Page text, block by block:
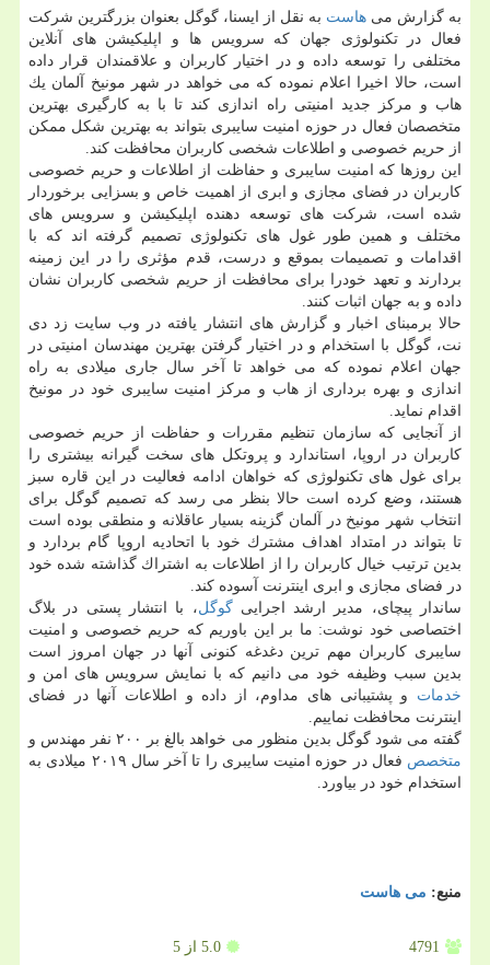
به گزارش می هاست به نقل از ایسنا، گوگل بعنوان بزرگترین شركت
فعال در تكنولوژی جهان كه سرویس ها و اپلیكیشن های آنلاین
مختلفی را توسعه داده و در اختیار كاربران و علاقمندان قرار داده
است، حالا اخیرا اعلام نموده كه می خواهد در شهر مونیخ آلمان یك
هاب و مركز جدید امنیتی راه اندازی كند تا با به كارگیری بهترین
متخصصان فعال در حوزه امنیت سایبری بتواند به بهترین شكل ممكن
از حریم خصوصی و اطلاعات شخصی كاربران محافظت كند.
این روزها كه امنیت سایبری و حفاظت از اطلاعات و حریم خصوصی
كاربران در فضای مجازی و ابری از اهمیت خاص و بسزایی برخوردار
شده است، شركت های توسعه دهنده اپلیكیشن و سرویس های
مختلف و همین طور غول های تكنولوژی تصمیم گرفته اند كه با
اقدامات و تصمیمات بموقع و درست، قدم مؤثری را در این زمینه
بردارند و تعهد خودرا برای محافظت از حریم شخصی كاربران نشان
داده و به جهان اثبات كنند.
حالا برمبنای اخبار و گزارش های انتشار یافته در وب سایت زد دی
نت، گوگل با استخدام و در اختیار گرفتن بهترین مهندسان امنیتی در
جهان اعلام نموده كه می خواهد تا آخر سال جاری میلادی به راه
اندازی و بهره برداری از هاب و مركز امنیت سایبری خود در مونیخ
اقدام نماید.
از آنجایی كه سازمان تنظیم مقررات و حفاظت از حریم خصوصی
كاربران در اروپا، استاندارد و پروتكل های سخت گیرانه بیشتری را
برای غول های تكنولوژی كه خواهان ادامه فعالیت در این قاره سبز
هستند، وضع كرده است حالا بنظر می رسد كه تصمیم گوگل برای
انتخاب شهر مونیخ در آلمان گزینه بسیار عاقلانه و منطقی بوده است
تا بتواند در امتداد اهداف مشترك خود با اتحادیه اروپا گام بردارد و
بدین ترتیب خیال كاربران را از اطلاعات به اشتراك گذاشته شده خود
در فضای مجازی و ابری اینترنت آسوده كند.
ساندار پیچای، مدیر ارشد اجراییگوگل، با انتشار پستی در بلاگ
اختصاصی خود نوشت: ما بر این باوریم كه حریم خصوصی و امنیت
سایبری كاربران مهم ترین دغدغه كنونی آنها در جهان امروز است
بدین سبب وظیفه خود می دانیم كه با نمایش سرویس های امن و
خدمات و پشتیبانی های مداوم، از داده و اطلاعات آنها در فضای
اینترنت محافظت نماییم.
گفته می شود گوگل بدین منظور می خواهد بالغ بر ۲۰۰ نفر مهندس و
متخصص
فعال در حوزه امنیت سایبری را تا آخر سال ۲۰۱۹ میلادی به
استخدام خود در بیاورد.
منبع: می هاست
4791
5.0 از 5